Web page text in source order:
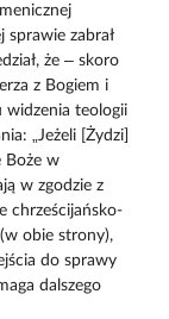
sprawie zabrał
że – skoro
z Bogiem i
widzenia teologii
„Jeżeli [Żydzi]
Boże w
w zgodzie z
chrześcijańsko-
obie strony),
do sprawy
dalszego